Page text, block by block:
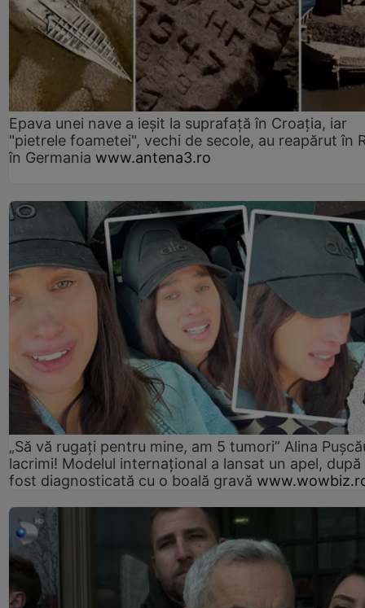
Epava unei nave a ieșit la suprafață în Croația, iar
"pietrele foametei", vechi de secole, au reapărut în
în Germania www.antena3.ro
„Să vă rugați pentru mine, am 5 tumori” Alina
lacrimi! Modelul internațional a lansat un apel, după
fost diagnosticată cu o boală gravă